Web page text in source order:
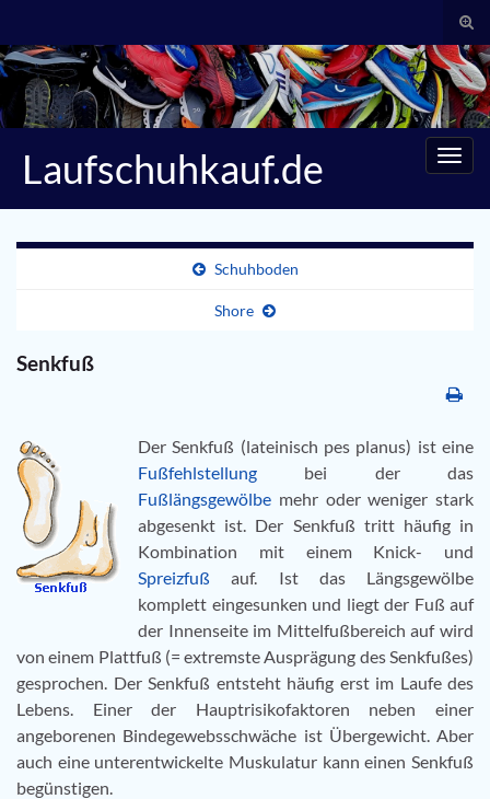
Search for:
Laufschuhkauf.de
Schuhboden
Shore
Senkfuß
Der Senkfuß (lateinisch pes planus) ist eine
Fußfehlstellung bei der das
Fußlängsgewölbe mehr oder weniger stark
abgesenkt ist. Der Senkfuß tritt häufig in
Kombination mit einem Knick- und
Spreizfußauf. Ist das Längsgewölbe
komplett eingesunken und liegt der Fuß auf
der Innenseite im Mittelfußbereich auf wird
von einem Plattfuß (= extremste Ausprägung des Senkfußes)
gesprochen. Der Senkfuß entsteht häufig erst im Laufe des
Lebens. Einer der Hauptrisikofaktoren neben einer
angeborenen Bindegewebsschwäche ist Übergewicht. Aber
auch eine unterentwickelte Muskulatur kann einen Senkfuß
begünstigen.